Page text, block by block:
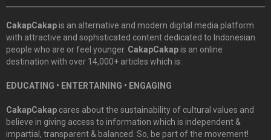
CakapCakapis an alternative and modern digital media platform
with attractive and sophisticated content dedicated to Indonesian
people who are or feel younger. CakapCakapis an online
destination with over 14,000+ articles which is:
EDUCATING • ENTERTAINING • ENGAGING
CakapCakap cares about the sustainability of cultural values and
believe in giving access to information which is independent &
impartial, transparent & balanced. So, be part of the movement!